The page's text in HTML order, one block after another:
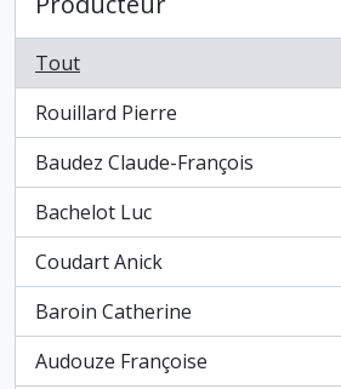
Tout
Rouillard Pierre
, 2 résultats
Baudez Claude-François
, 2 résultats
Bachelot Luc
, 1 résultats
Coudart Anick
, 1 résultats
Baroin Catherine
, 1 résultats
Audouze Françoise
, 1 résultats